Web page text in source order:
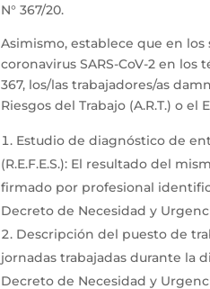
N° 367/20.
Asimismo, establece que en
coronavirus SARS-CoV-2 en
367, los/las trabajadores/as
Riesgos del Trabajo (A.R.T.) o
Estudio de diagnóstico de
(R.E.F.E.S.): El resultado del
firmado por profesional
Decreto de Necesidad y
Descripción del puesto de
jornadas trabajadas durante la
Decreto de Necesidad y